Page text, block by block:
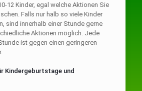
12 Kinder, egal welche Aktionen Sie
Falls nur halb so viele Kinder
sind innerhalb einer Stunde gerne
Aktionen möglich. Jede
ist gegen einen geringeren
Kindergeburtstage und